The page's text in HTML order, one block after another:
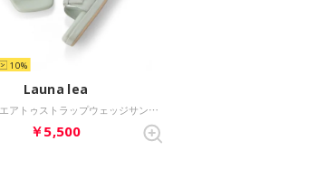
10
Launa lea
【26SS】スクエアトゥストラップウェッジサンダル(S161) （ミント）
￥5,500